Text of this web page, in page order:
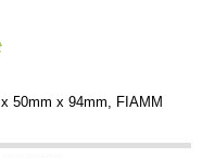
50mm x 94mm, FIAMM